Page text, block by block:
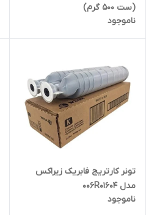
(ست ۵۰۰ گرم)
ناموجود
تونر کارتریج فابریک زیراکس
مدل 006R01604
ناموجود